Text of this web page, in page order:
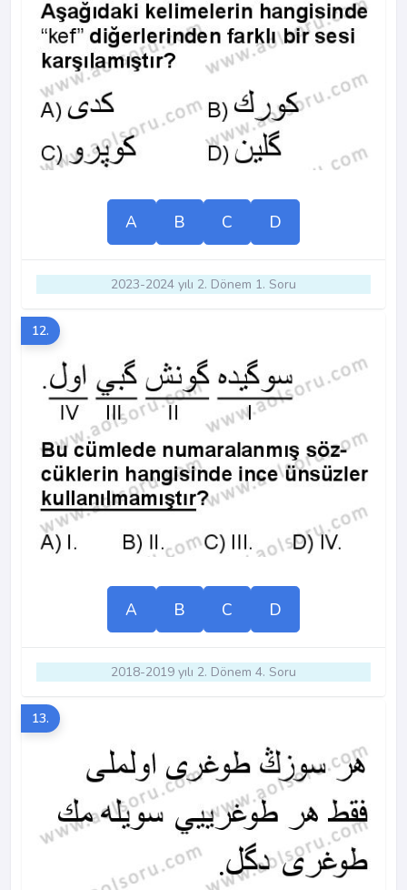
A B C D
2023-2024 yılı 2. Dönem 1. Soru
12.
A B C D
2018-2019 yılı 2. Dönem 4. Soru
13.